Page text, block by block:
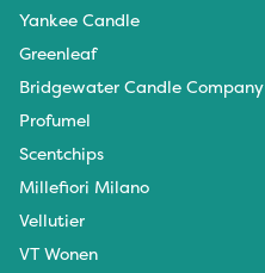
Yankee Candle
Greenleaf
Bridgewater Candle Company
Profumel
Scentchips
Millefiori Milano
Vellutier
VT Wonen